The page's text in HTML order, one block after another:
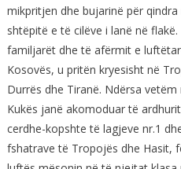
mikpritjen dhe bujarinë për
shtëpitë e të cilëve i lanë në
familjarët dhe të afërmit e
Kosovës, u pritën kryesisht në
Durrës dhe Tiranë. Ndërsa
Kukës janë akomoduar të
cerdhe-kopshte të lagjeve nr.1
fshatrave të Tropojës dhe Hasit,